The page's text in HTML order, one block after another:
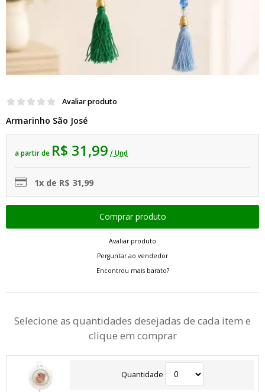
Avaliar produto
Armarinho São José
a partir de R$ 31,99 / Und
1x de R$ 31,99
Avaliar produto
Perguntar ao vendedor
Encontrou mais barato?
Selecione as quantidades desejadas de cada item e
clique em comprar
Quantidade